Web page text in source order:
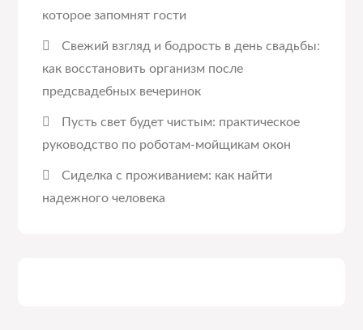
которое запомнят гости
Свежий взгляд и бодрость в день свадьбы:
как восстановить организм после
предсвадебных вечеринок
Пусть свет будет чистым: практическое
руководство по роботам-мойщикам окон
Сиделка с проживанием: как найти
надежного человека